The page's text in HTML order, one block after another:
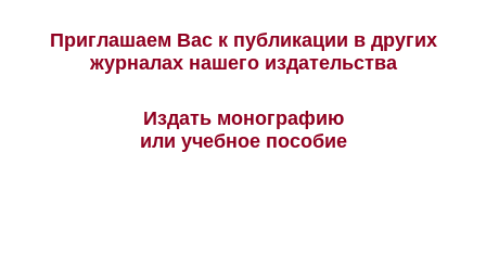
Приглашаем Вас к публикации в других
журналах нашего издательства
Издать монографию
или учебное пособие